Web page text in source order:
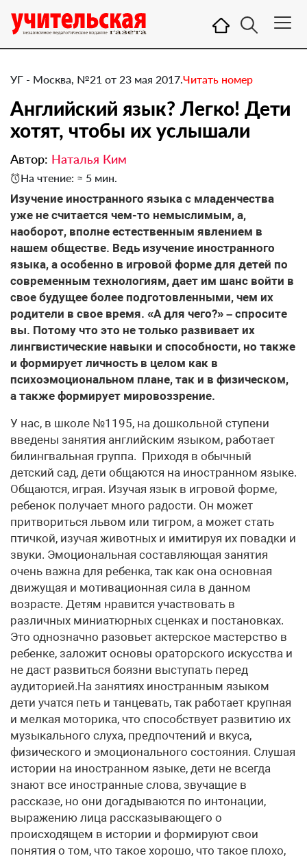
УГ - Москва, №21 от 23 мая 2017.Читать номер
Английский язык? Легко! Дети
хотят, чтобы их услышали
Автор: Наталья Ким
На чтение: ≈ 5 мин.
​Изучение иностранного языка с младенчества
уже не считается чем-то немыслимым, а,
наоборот, вполне естественным явлением в
нашем обществе. Ведь изучение иностранного
языка, а особенно в игровой форме для детей по
современным технологиям, дает им шанс войти в
свое будущее более подготовленными, чем их
родители в свое время. «А для чего?» – спросите
вы. Потому что это не только развивает их
лингвистические навыки и способности, но также
и формирует личность в целом как в
психоэмоциональном плане, так и в физическом,
а также формирует мировоззрение.
У нас, в школе №1195, на дошкольной ступени
введены занятия английским языком, работает
билингвальная группа. Приходя в обычный
детский сад, дети общаются на иностранном языке.
Общаются, играя. Изучая язык в игровой форме,
ребенок получает много радости. Он может
притвориться львом или тигром, а может стать
птичкой, изучая животных и имитируя их повадки и
звуки. Эмоциональная составляющая занятия
очень важна для ребенка, так как она основная
движущая и мотивационная сила в данном
возрасте. Детям нравится участвовать в
различных миниатюрных сценках и постановках.
Это однозначно разовьет актерское мастерство в
ребенке, заложит основы ораторского искусства и
не даст развиться боязни выступать перед
аудиторией.На занятиях иностранным языком
дети учатся петь и танцевать, так работает крупная
и мелкая моторика, что способствует развитию их
музыкального слуха, предпочтений и вкуса,
физического и эмоционального состояния. Слушая
истории на иностранном языке, дети не всегда
знают все иностранные слова, звучащие в
рассказе, но они догадываются по интонации,
выражению лица рассказывающего о
происходящем в истории и формируют свои
понятия о том, что такое хорошо, что такое плохо,